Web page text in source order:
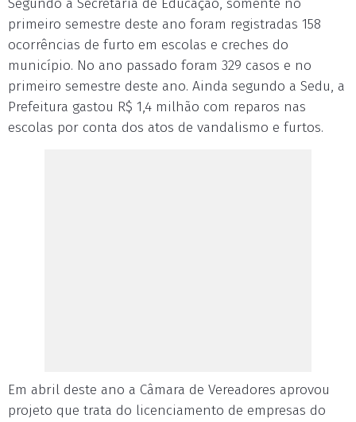
Segundo a Secretaria de Educação, somente no
primeiro semestre deste ano foram registradas 158
ocorrências de furto em escolas e creches do
município. No ano passado foram 329 casos e no
primeiro semestre deste ano. Ainda segundo a Sedu, a
Prefeitura gastou R$ 1,4 milhão com reparos nas
escolas por conta dos atos de vandalismo e furtos.
Em abril deste ano a Câmara de Vereadores aprovou
projeto que trata do licenciamento de empresas do